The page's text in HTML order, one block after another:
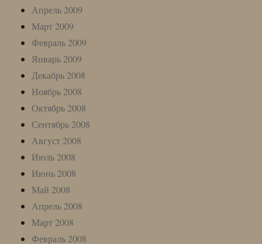
Апрель 2009
Март 2009
Февраль 2009
Январь 2009
Декабрь 2008
Ноябрь 2008
Октябрь 2008
Сентябрь 2008
Август 2008
Июль 2008
Июнь 2008
Май 2008
Апрель 2008
Март 2008
Февраль 2008